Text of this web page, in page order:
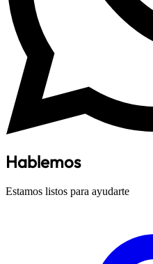
Hablemos
Estamos listos para ayudarte